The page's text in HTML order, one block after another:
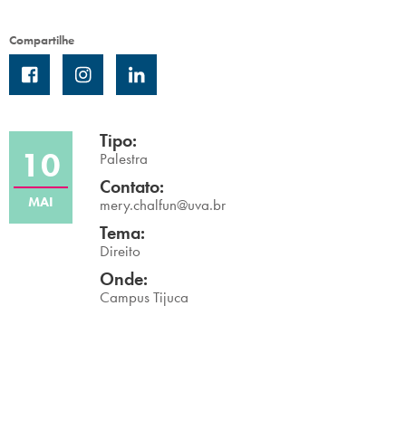
Atendimento (21) 2574 8888
INSCREVA-SE
ÁREA DO ALUNO
Compartilhe
10
MAI
Tipo:
Palestra
Contato:
mery.chalfun@uva.br
Tema:
Direito
Onde:
Campus Tijuca